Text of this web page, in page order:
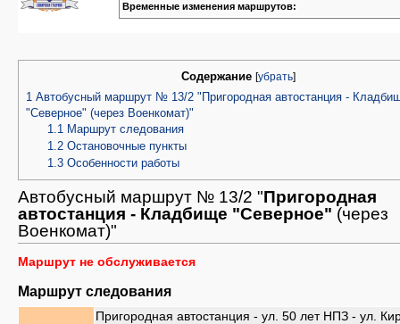
Временные изменения маршрутов:
Содержание [убрать]
1 Автобусный маршрут № 13/2 "Пригородная автостанция -
"Северное" (через Военкомат)"
1.1 Маршрут следования
1.2 Остановочные пункты
1.3 Особенности работы
Автобусный маршрут № 13/2 "Пригородная
автостанция - Кладбище "Северное" (через
Военкомат)"
Маршрут не обслуживается
Маршрут следования
Пригородная автостанция - ул. 50 лет НПЗ - ул.